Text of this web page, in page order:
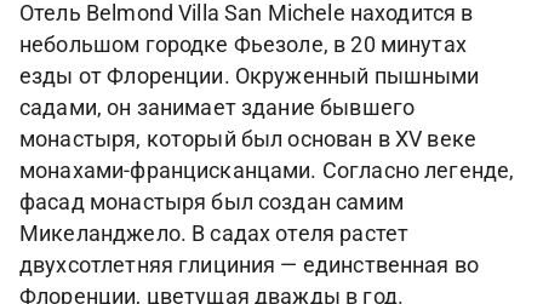
Отель Belmond Villa San Michele находится в
небольшом городке Фьезоле, в 20 минутах
езды от Флоренции. Окруженный пышными
садами, он занимает здание бывшего
монастыря, который был основан в XV веке
монахами-францисканцами. Согласно легенде,
фасад монастыря был создан самим
Микеланджело. В садах отеля растет
двухсотлетняя глициния — единственная во
Флоренции, цветущая дважды в год.